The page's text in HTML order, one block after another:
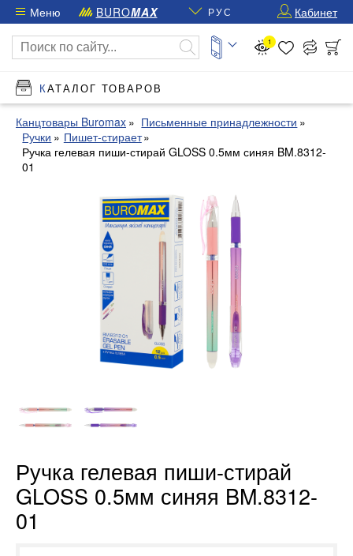
Меню BUROMAX РУС Кабинет
1
КАТАЛОГ ТОВАРОВ
Канцтовары Buromax
Письменные принадлежности
Ручки
Пишет-стирает
Ручка гелевая пиши-стирай GLOSS 0.5мм синяя BM.8312-
01
Ручка гелевая пиши-стирай
GLOSS 0.5мм синяя BM.8312-
01